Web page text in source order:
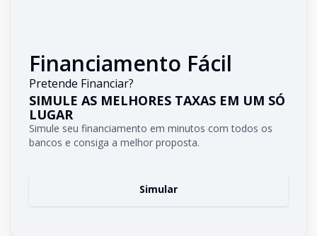
Financiamento Fácil
Pretende Financiar?
SIMULE AS MELHORES TAXAS EM UM SÓ
LUGAR
Simule seu financiamento em minutos com todos os
bancos e consiga a melhor proposta.
Simular